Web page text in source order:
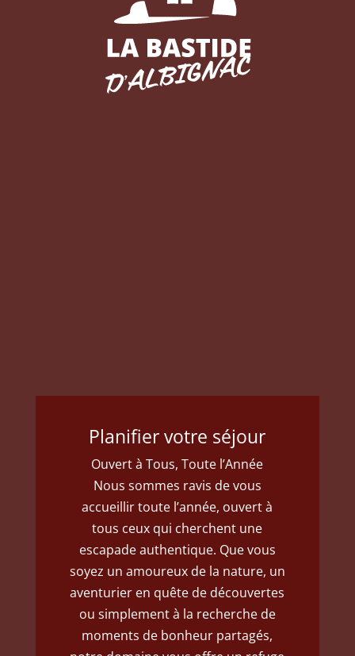
Planifier votre séjour
Ouvert à Tous, Toute l’Année
Nous sommes ravis de vous
accueillir toute l’année, ouvert à
tous ceux qui cherchent une
escapade authentique. Que vous
soyez un amoureux de la nature, un
aventurier en quête de découvertes
ou simplement à la recherche de
moments de bonheur partagés,